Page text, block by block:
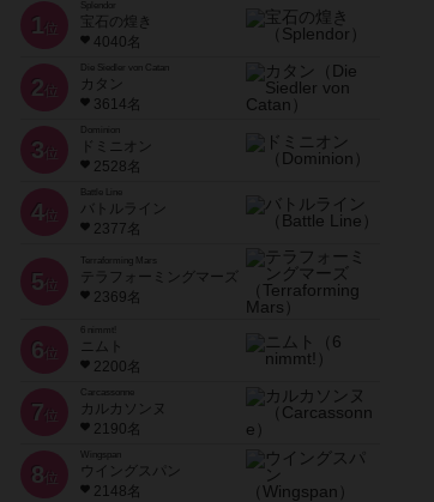
1 位
宝石の煌き
4040名
2 位
Die Siedler von Catan
カタン
3614名
3 位
ドミニオン
2528名
4位
Battle Line
バトルライン
2377名
5 位
Terraforming Mars
テラフォーミングマーズ
2369名
6 位
ニムト
2200名
7 位
Carcassonne
カルカソンヌ
2190名
8 位
Wingspan
ウイングスパン
2148名